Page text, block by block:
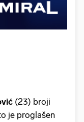
(23) broji
je proglašen